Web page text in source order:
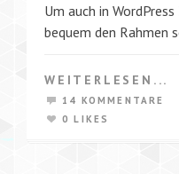
Um auch in
bequem den Rahmen
WEITERLESEN...
14 KOMMENTARE
0 LIKES